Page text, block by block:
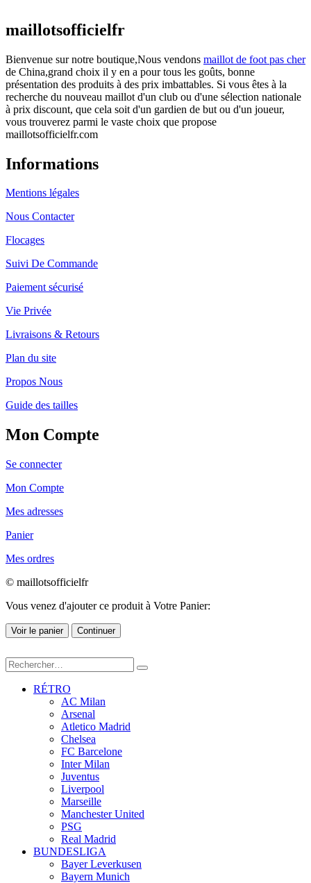
maillotsofficielfr
Bienvenue sur notre boutique,Nous vendons maillot de foot pas cher
de China,grand choix il y en a pour tous les goûts, bonne
présentation des produits à des prix imbattables. Si vous êtes à la
recherche du nouveau maillot d'un club ou d'une sélection nationale
à prix discount, que cela soit d'un gardien de but ou d'un joueur,
vous trouverez parmi le vaste choix que propose
maillotsofficielfr.com
Informations
Mentions légales
Nous Contacter
Flocages
Suivi De Commande
Paiement sécurisé
Vie Privée
Livraisons & Retours
Plan du site
Propos Nous
Guide des tailles
Mon Compte
Se connecter
Mon Compte
Mes adresses
Panier
Mes ordres
© maillotsofficielfr
Vous venez d'ajouter ce produit à Votre Panier:
Voir le panier Continuer
RÉTRO
AC Milan
Arsenal
Atletico Madrid
Chelsea
FC Barcelone
Inter Milan
Juventus
Liverpool
Marseille
Manchester United
PSG
Real Madrid
BUNDESLIGA
Bayer Leverkusen
Bayern Munich